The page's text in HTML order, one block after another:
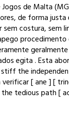
de Malta
de forma
costura, sem
egita . Esta
the
[ ane ] [
tedious path [